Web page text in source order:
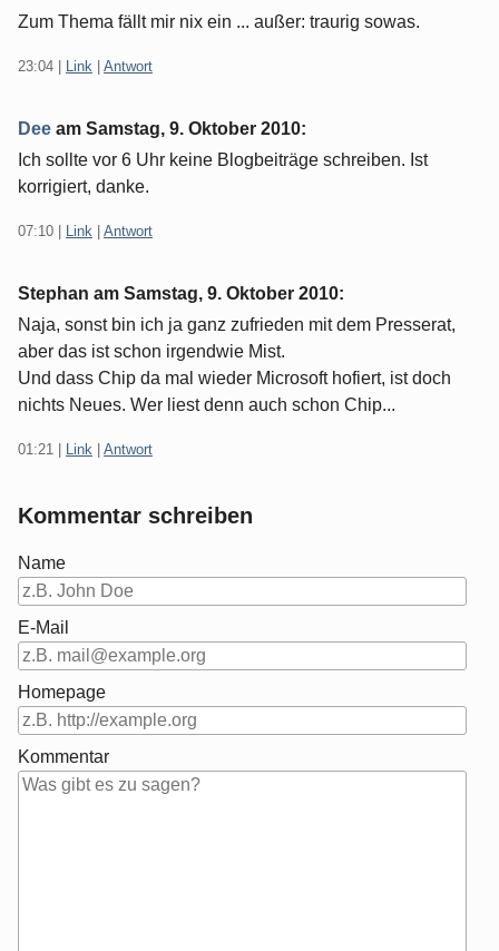
Zum Thema fällt mir nix ein ... außer: traurig sowas.
23:04 Link Antwort
Dee am Samstag, 9. Oktober 2010:
Ich sollte vor 6 Uhr keine Blogbeiträge schreiben. Ist
korrigiert, danke.
07:10 Link Antwort
Stephan am Samstag, 9. Oktober 2010:
Naja, sonst bin ich ja ganz zufrieden mit dem Presserat,
aber das ist schon irgendwie Mist.
Und dass Chip da mal wieder Microsoft hofiert, ist doch
nichts Neues. Wer liest denn auch schon Chip...
01:21 Link Antwort
Kommentar schreiben
Name
E-Mail
Homepage
Kommentar